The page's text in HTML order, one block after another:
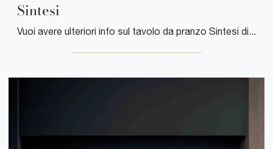
Sintesi
Vuoi avere ulteriori info sul tavolo da pranzo Sintesi di Altacom? Clicca e scopri di più sui modelli allungabili dell'azienda.